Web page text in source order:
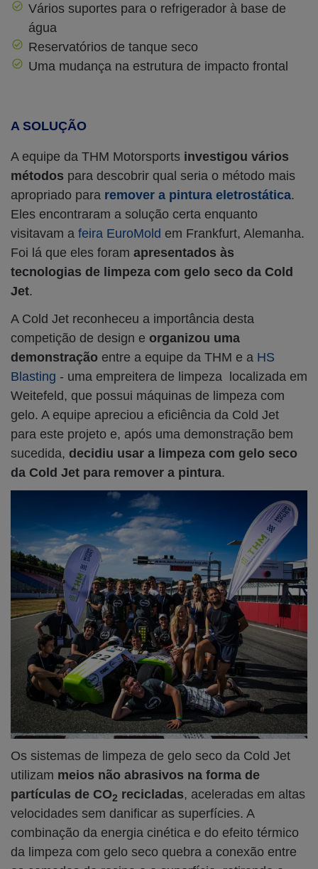
Vários suportes para o refrigerador à base de
água
Reservatórios de tanque seco
Uma mudança na estrutura de impacto frontal
A SOLUÇÃO
A equipe da THM Motorsports investigou vários
métodos para descobrir qual seria o método mais
apropriado para remover a pintura eletrostática.
Eles encontraram a solução certa enquanto
visitavam a feira EuroMold em Frankfurt, Alemanha.
Foi lá que eles foram apresentados às
tecnologias de limpeza com gelo seco da Cold
Jet.
A Cold Jet reconheceu a importância desta
competição de design e organizou uma
demonstração entre a equipe da THM e a HS
Blasting - uma empreitera de limpeza localizada em
Weitefeld, que possui máquinas de limpeza com
gelo. A equipe apreciou a eficiência da Cold Jet
para este projeto e, após uma demonstração bem
sucedida, decidiu usar a limpeza com gelo seco
da Cold Jet para remover a pintura.
Os sistemas de limpeza de gelo seco da Cold Jet
utilizam meios não abrasivos na forma de
partículas de CO2 recicladas, aceleradas em altas
velocidades sem danificar as superfícies. A
combinação da energia cinética e do efeito térmico
da limpeza com gelo seco quebra a conexão entre